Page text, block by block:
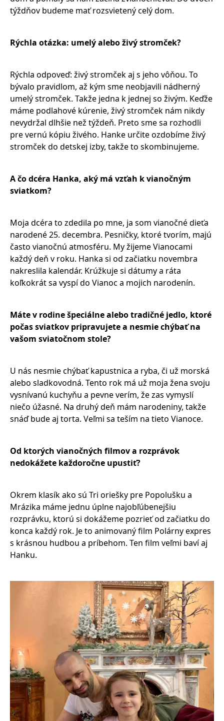
týždňov budeme mať rozsvietený celý dom.
Rýchla otázka: umelý alebo živý stromček?
Rýchla odpoveď: živý stromček aj s jeho vôňou. To
bývalo pravidlom, až kým sme neobjavili nádherný
umelý stromček. Takže jedna k jednej so živým. Keďže
máme podlahové kúrenie, živý stromček nám nikdy
nevydržal dlhšie než týždeň. Preto sme sa rozhodli
pre vernú kópiu živého. Hanke určite ozdobíme živý
stromček do detskej izby, takže to skombinujeme.
A čo dcéra Hanka, aký má vzťah k vianočným
sviatkom?
Moja dcéra to zdedila po mne, ja som vianočné dieťa
narodené 25. decembra. Pesničky, ktoré tvorím, majú
často vianočnú atmosféru. My žijeme Vianocami
každý deň v roku. Hanka si od začiatku novembra
nakreslila kalendár. Krúžkuje si dátumy a ráta
koľkokrát sa vyspí do Vianoc a mojich narodenín.
Máte v rodine špeciálne alebo tradičné jedlo, ktoré
počas sviatkov pripravujete a nesmie chýbať na
vašom sviatočnom stole?
U nás nesmie chýbať kapustnica a ryba, či už morská
alebo sladkovodná. Tento rok má už moja žena svoju
vysnívanú kuchyňu a pevne verím, že zas vymyslí
niečo úžasné. Na druhý deň mám narodeniny, takže
snáď bude aj torta. Veľmi sa teším na tieto Vianoce.
Od ktorých vianočných filmov a rozprávok
nedokážete každoročne upustiť?
Okrem klasík ako sú Tri oriešky pre Popolušku a
Mrázika máme jednu úplne najobľúbenejšiu
rozprávku, ktorú si dokážeme pozrieť od začiatku do
konca každý rok. Je to animovaný film Polárny expres
s krásnou hudbou a príbehom. Ten film veľmi baví aj
Hanku.